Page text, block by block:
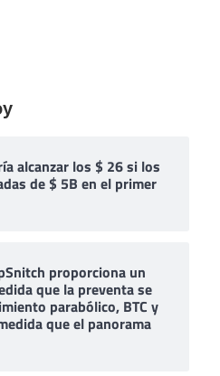
alcanzar los $ 26 si los
de $ 5B en el primer
proporciona un
que la preventa se
parabólico, BTC y
que el panorama